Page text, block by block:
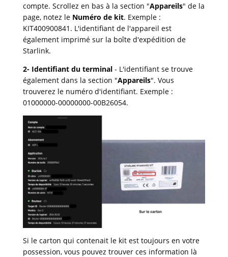
compte. Scrollez en bas à la section "Appareils" de la
page, notez le Numéro de kit. Exemple :
KIT400900841. L'identifiant de l'appareil est
également imprimé sur la boîte d'expédition de
Starlink.
2- Identifiant du terminal- L'identifiant se trouve
également dans la section "Appareils". Vous
trouverez le numéro d'identifiant. Exemple :
01000000-00000000-00B26054.
Si le carton qui contenait le kit est toujours en votre
possession, vous pouvez trouver ces information là